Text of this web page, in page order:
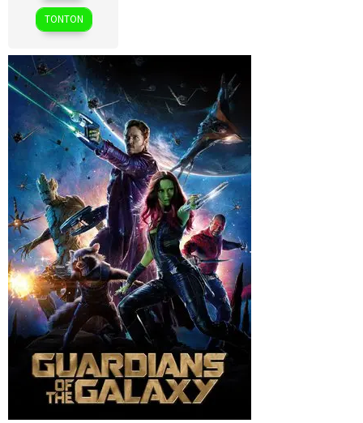
2025
TONTON